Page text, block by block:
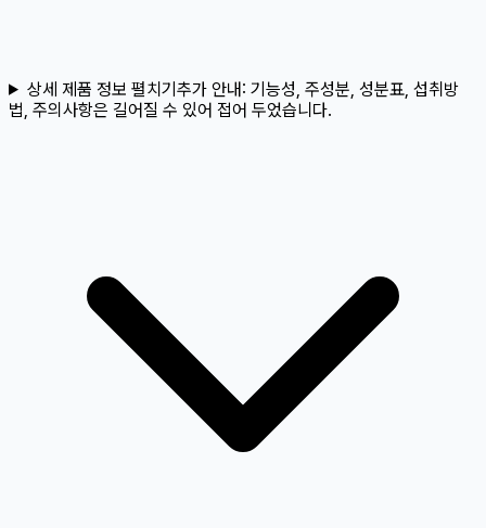
상세 제품 정보 펼치기추가 안내: 기능성, 주성분, 성분표, 섭취방
법, 주의사항은 길어질 수 있어 접어 두었습니다.